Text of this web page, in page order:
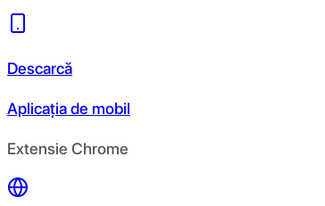
Descarcă
Aplicația de mobil
Extensie Chrome